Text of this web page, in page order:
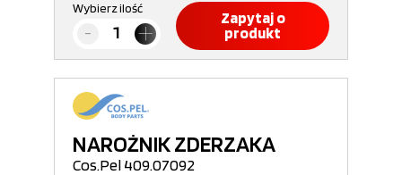
Wybierz ilość
Zapytaj o
produkt
NAROŻNIK ZDERZAKA
Cos.Pel 409.07092